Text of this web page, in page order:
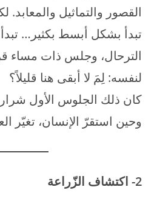
القصور والتماثيل والمعابد.
تبدأ بشكل أبسط بكثير…
الترحال، وجلس ذات مساء
لنفسه: لِمَ لا أبقى هنا قليلاً؟
كان ذلك الجلوس الأول
وحين استقرّ الإنسان، تغيّر
2- اكتشاف الزّراعة